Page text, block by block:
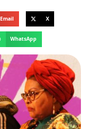
Email X
WhatsApp